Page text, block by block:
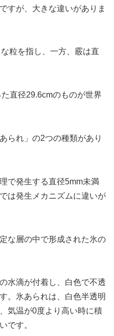
すが、大きな違いがありま
粒を指し、一方、霰は直
直径29.6cmのものが世界
られ」の2つの種類があり
で発生する直径5mm未満
は発生メカニズムに違いが
な層の中で形成された氷の
水滴が付着し、白色で不透
。氷あられは、白色半透明
気温が0度より高い時に積
です。